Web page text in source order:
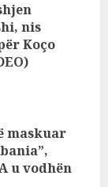
nis
Koço
maskuar
u vodhën